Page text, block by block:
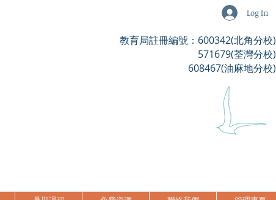
Log In
教育局註冊編號：600342(北角分校)
571679(荃灣分校)
608467(油麻地分校)